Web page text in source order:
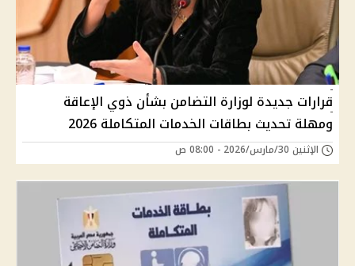
قرارات جديدة لوزارة التضامن بشأن ذوي الإعاقة
ومهلة تحديث بطاقات الخدمات المتكاملة 2026
الإثنين 30/مارس/2026 - 08:00 ص